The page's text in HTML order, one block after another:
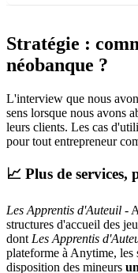
Stratégie :
néobanque ?
L'interview que nous
sens lorsque nous avons
leurs clients. Les cas
pour tout entrepreneur
📈 Plus de services,
Les Apprentis d'Auteuil -
structures d'accueil des
dont Les Apprentis
plateforme à Anytime, les
disposition des mineurs